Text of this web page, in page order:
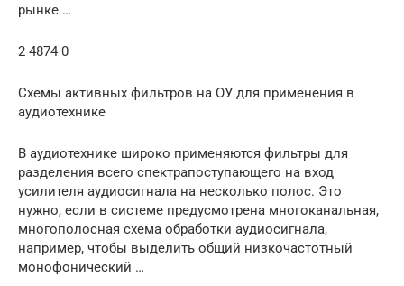
рынке …
2 4874 0
Схемы активных фильтров на ОУ для применения в
аудиотехнике
В аудиотехнике широко применяются фильтры для
разделения всего спектрапоступающего на вход
усилителя аудиосигнала на несколько полос. Это
нужно, если в системе предусмотрена многоканальная,
многополосная схема обработки аудиосигнала,
например, чтобы выделить общий низкочастотный
монофонический …